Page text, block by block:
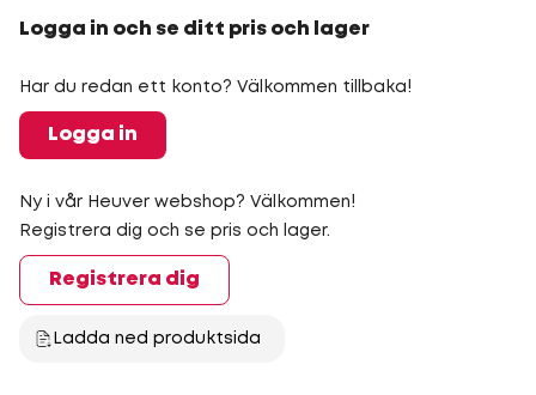
Logga in och se ditt pris och lager
Har du redan ett konto? Välkommen tillbaka!
Logga in
Ny i vår Heuver webshop? Välkommen!
Registrera dig och se pris och lager.
Registrera dig
Ladda ned produktsida